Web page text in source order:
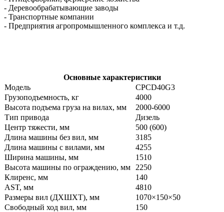
- Деревообрабатывающие заводы
- Транспортные компании
- Предприятия агропромышленного комплекса и т.д.
Основные характеристики
Модель
CPCD40G3
Грузоподъемность, кг
4000
Высота подъема груза на вилах, мм
2000-6000
Тип привода
Дизель
Центр тяжести, мм
500 (600)
Длина машины без вил, мм
3185
Длина машины с вилами, мм
4255
Ширина машины, мм
1510
Высота машины по ограждению, мм
2250
Клиренс, мм
140
AST, мм
4810
Размеры вил (ДXШXТ), мм
1070×150×50
Свободный ход вил, мм
150